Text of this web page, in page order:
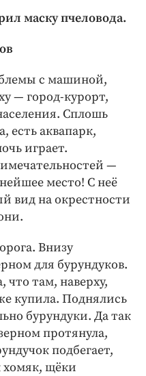
маску пчеловода.
с машиной,
— город-курорт,
Сплошь
есть аквапарк,
играет.
—
место! С неё
вид на окрестности
Внизу
для бурундуков.
что там, наверху,
купила. Поднялись
бурундуки. Да так
протянула,
подбегает,
хомяк, щёки